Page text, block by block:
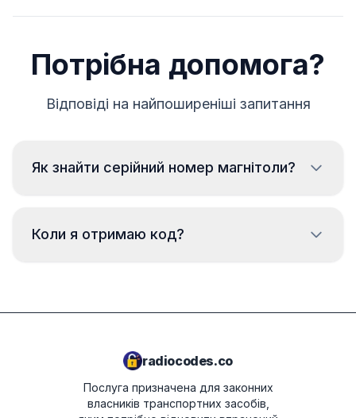
Потрібна допомога?
Відповіді на найпоширеніші запитання
Як знайти серійний номер магнітоли?
її та прочитайте дані з етикетки на корпусі.
Зазвичай серійний номер розташований над
Коли я отримаю код?
radiocodes.co
Послуга призначена для законних
власників транспортних засобів,